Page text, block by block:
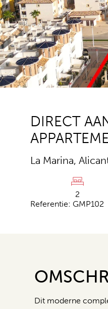
DIRECT
La Marina,
2
Referentie: GMP102
Dit moderne